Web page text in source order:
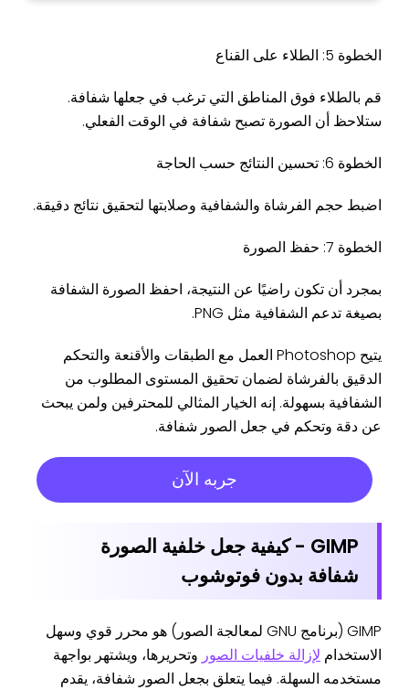
الخطوة 5: الطلاء على القناع
قم بالطلاء فوق المناطق التي ترغب في جعلها شفافة.
ستلاحظ أن الصورة تصبح شفافة في الوقت الفعلي.
الخطوة 6: تحسين النتائج حسب الحاجة
اضبط حجم الفرشاة والشفافية وصلابتها لتحقيق نتائج دقيقة.
الخطوة 7: حفظ الصورة
بمجرد أن تكون راضيًا عن النتيجة، احفظ الصورة الشفافة
بصيغة تدعم الشفافية مثل PNG.
يتيح Photoshop العمل مع الطبقات والأقنعة والتحكم
الدقيق بالفرشاة لضمان تحقيق المستوى المطلوب من
الشفافية بسهولة. إنه الخيار المثالي للمحترفين ولمن يبحث
عن دقة وتحكم في جعل الصور شفافة.
جربه الآن
GIMP -
كيفية جعل خلفية الصورة
شفافة بدون فوتوشوب
GIMP (برنامج GNU لمعالجة الصور) هو محرر قوي وسهل
الاستخدام لإزالة خلفيات الصور وتحريرها، ويشتهر بواجهة
مستخدمه السهلة. فيما يتعلق بجعل الصور شفافة، يقدم